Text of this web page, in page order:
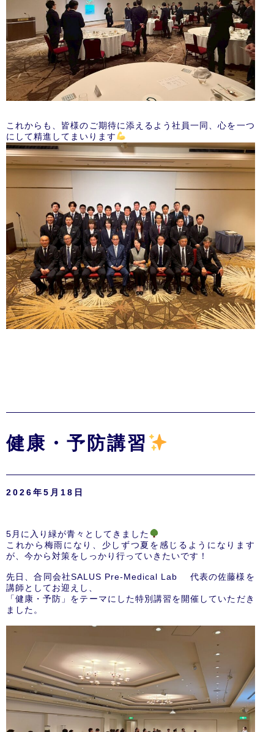
これからも、皆様のご期待に添えるよう社員一同、心を一つ
にして精進してまいります
健康・予防講習
2026年5月18日
5月に入り緑が青々としてきました
これから梅雨になり、少しずつ夏を感じるようになります
が、今から対策をしっかり行っていきたいです！
先日、合同会社SALUS Pre-Medical Lab 代表の佐藤様を
講師としてお迎えし、
「健康・予防」をテーマにした特別講習を開催していただき
ました。